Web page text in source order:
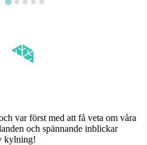
var först med att få veta om våra
och spännande inblickar
kylning!